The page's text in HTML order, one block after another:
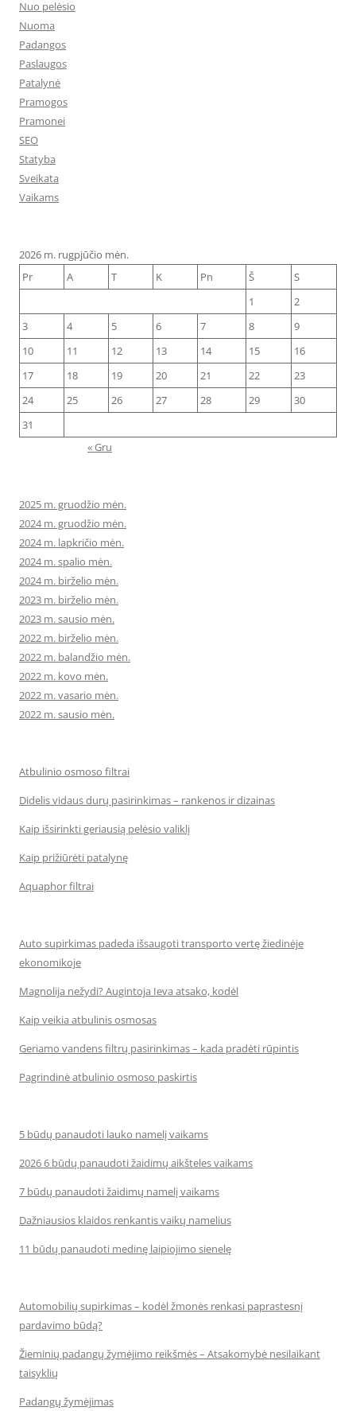
Nuo pelėsio
Nuoma
Padangos
Paslaugos
Patalynė
Pramogos
Pramonei
SEO
Statyba
Sveikata
Vaikams
2026 m. rugpjūčio mėn.
Pr
A T K Pn Š
S
1
2
3
4 5 6 7 8
9
10
11 12 13 14 15
16
17
18 19 20 21 22
23
24
25 26 27 28 29
30
31
« Gru
2025 m. gruodžio mėn.
2024 m. gruodžio mėn.
2024 m. lapkričio mėn.
2024 m. spalio mėn.
2024 m. birželio mėn.
2023 m. birželio mėn.
2023 m. sausio mėn.
2022 m. birželio mėn.
2022 m. balandžio mėn.
2022 m. kovo mėn.
2022 m. vasario mėn.
2022 m. sausio mėn.
Atbulinio osmoso filtrai
Didelis vidaus durų pasirinkimas – rankenos ir dizainas
Kaip išsirinkti geriausią pelėsio valiklį
Kaip prižiūrėti patalynę
Aquaphor filtrai
Auto supirkimas padeda išsaugoti transporto vertę žiedinėje
ekonomikoje
Magnolija nežydi? Augintoja Ieva atsako, kodėl
Kaip veikia atbulinis osmosas
Geriamo vandens filtrų pasirinkimas – kada pradėti rūpintis
Pagrindinė atbulinio osmoso paskirtis
5 būdų panaudoti lauko namelį vaikams
2026 6 būdų panaudoti žaidimų aikšteles vaikams
7 būdų panaudoti žaidimų namelį vaikams
Dažniausios klaidos renkantis vaikų namelius
11 būdų panaudoti medinę laipiojimo sienelę
Automobilių supirkimas – kodėl žmonės renkasi paprastesnį
pardavimo būdą?
Žieminių padangų žymėjimo reikšmės – Atsakomybė nesilaikant
taisyklių
Padangų žymėjimas